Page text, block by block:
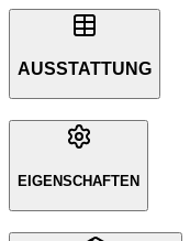
AUSSTATTUNG
EIGENSCHAFTEN